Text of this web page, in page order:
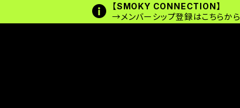
【SMOKY CONNECTION】
→メンバーシップ登録はこちらから